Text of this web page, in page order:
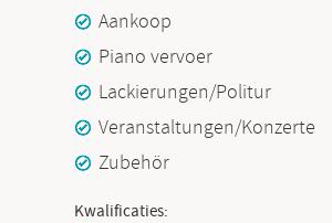
Aankoop
Piano vervoer
Lackierungen/Politur
Veranstaltungen/Konzerte
Zubehör
Kwalificaties: